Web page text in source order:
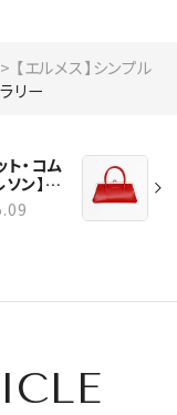
【エルメス】シンプル
リー
ト・コム
ン】サ
る。バ
ながま